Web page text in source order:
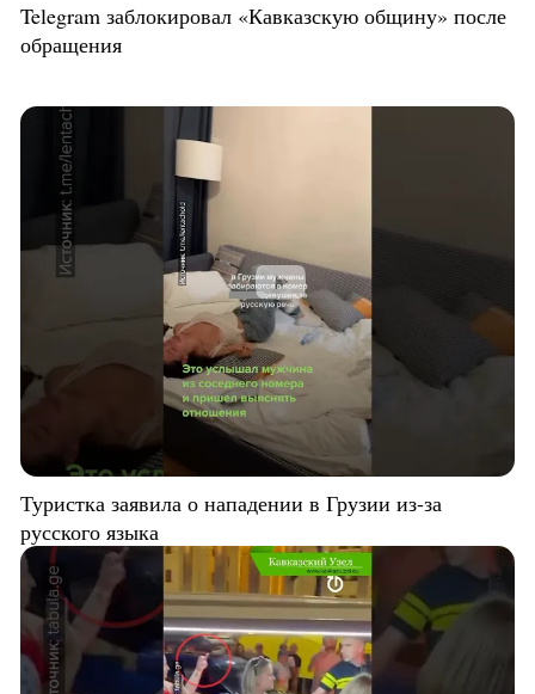
Telegram заблокировал «Кавказскую общину» после
обращения
Туристка заявила о нападении в Грузии из-за
русского языка